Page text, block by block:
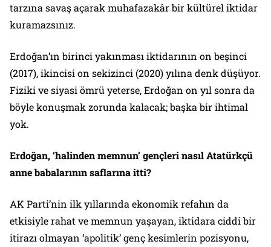
tarzına savaş açarak muhafazakâr bir kültürel iktidar
kuramazsınız.
Erdoğan’ın birinci yakınması iktidarının on beşinci
(2017), ikincisi on sekizinci (2020) yılına denk düşüyor.
Fiziki ve siyasi ömrü yeterse, Erdoğan on yıl sonra da
böyle konuşmak zorunda kalacak; başka bir ihtimal
yok.
Erdoğan, ‘halinden memnun’ gençleri nasıl Atatürkçü
anne babalarının saflarına itti?
AK Parti’nin ilk yıllarında ekonomik refahın da
etkisiyle rahat ve memnun yaşayan, iktidara ciddi bir
itirazı olmayan ‘apolitik’ genç kesimlerin pozisyonu,